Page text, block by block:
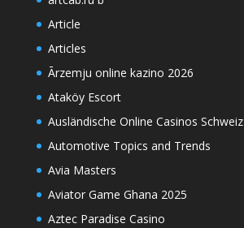
Article
Articles
Ārzemju online kazino 2026
Ataköy Escort
Ausländische Online Casinos Schweiz
Automotive Topics and Trends
Avia Masters
Aviator Game Ghana 2025
Aztec Paradise Casino